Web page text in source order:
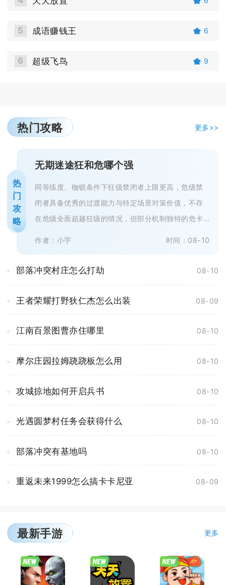
5 成语赚钱王 6
6 超级飞鸟 9
热门攻略 更多>>
热
门
攻
略
无期迷途狂和危哪个强
同等练度、枷锁条件下狂级禁闭者上限更高，危级禁
闭者具备优秀的过渡能力与特定场景对策价值，不存
在危级全面超越狂级的情况，但部分机制独特的危卡
作者：小宇 时间：08-10
部落冲突村庄怎么打劫 08-10
王者荣耀打野狄仁杰怎么出装 08-09
江南百景图曹亦住哪里 08-10
摩尔庄园拉姆跷跷板怎么用 08-10
攻城掠地如何开启兵书 08-10
光遇圆梦村任务会获得什么 08-10
部落冲突有基地吗 08-10
重返未来1999怎么搞卡卡尼亚 08-09
最新手游 更多